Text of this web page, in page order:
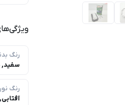
دیواری
وات
ویمکس
مدل
IR-
رنگ
رنگ نور